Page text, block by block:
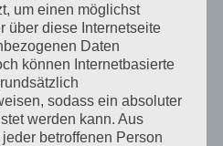
um einen möglichst
über diese Internetseite
Daten
können Internetbasierte
sodass ein absoluter
werden kann. Aus
betroffenen Person